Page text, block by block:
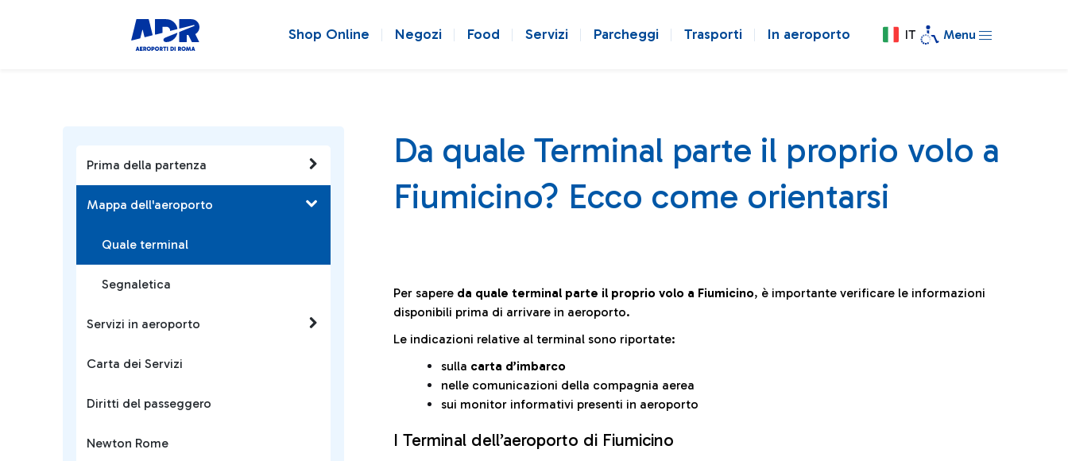
Shop Online Negozi Food Servizi Parcheggi Trasporti In aeroporto IT Menu
Prima della partenza
Mappa dell'aeroporto
Quale terminal
Segnaletica
Servizi in aeroporto
Carta dei Servizi
Diritti del passeggero
Newton Rome
Da quale Terminal parte il proprio volo a
Fiumicino? Ecco come orientarsi
Per sapere da quale terminal parte il proprio volo a Fiumicino, è importante verificare le informazioni
disponibili prima di arrivare in aeroporto.
Le indicazioni relative al terminal sono riportate:
sulla carta d’imbarco
nelle comunicazioni della compagnia aerea
sui monitor informativi presenti in aeroporto
I Terminal dell’aeroporto di Fiumicino